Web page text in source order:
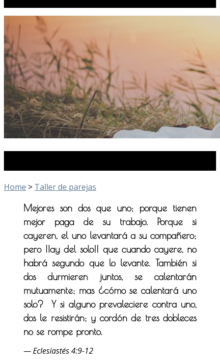
Home > Taller de parejas
Mejores son dos que uno; porque tienen
mejor paga de su trabajo. Porque si
cayeren, el uno levantará a su compañero;
pero ¡¡ay del solo!! que cuando cayere, no
habrá segundo que lo levante. También si
dos durmieren juntos, se calentarán
mutuamente; mas ¿cómo se calentará uno
solo?
Y si alguno prevaleciere contra uno,
dos le resistirán; y cordón de tres dobleces
no se rompe pronto.
— Eclesiastés 4:9-12